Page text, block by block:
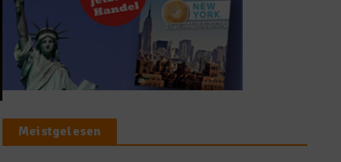
Meistgelesen